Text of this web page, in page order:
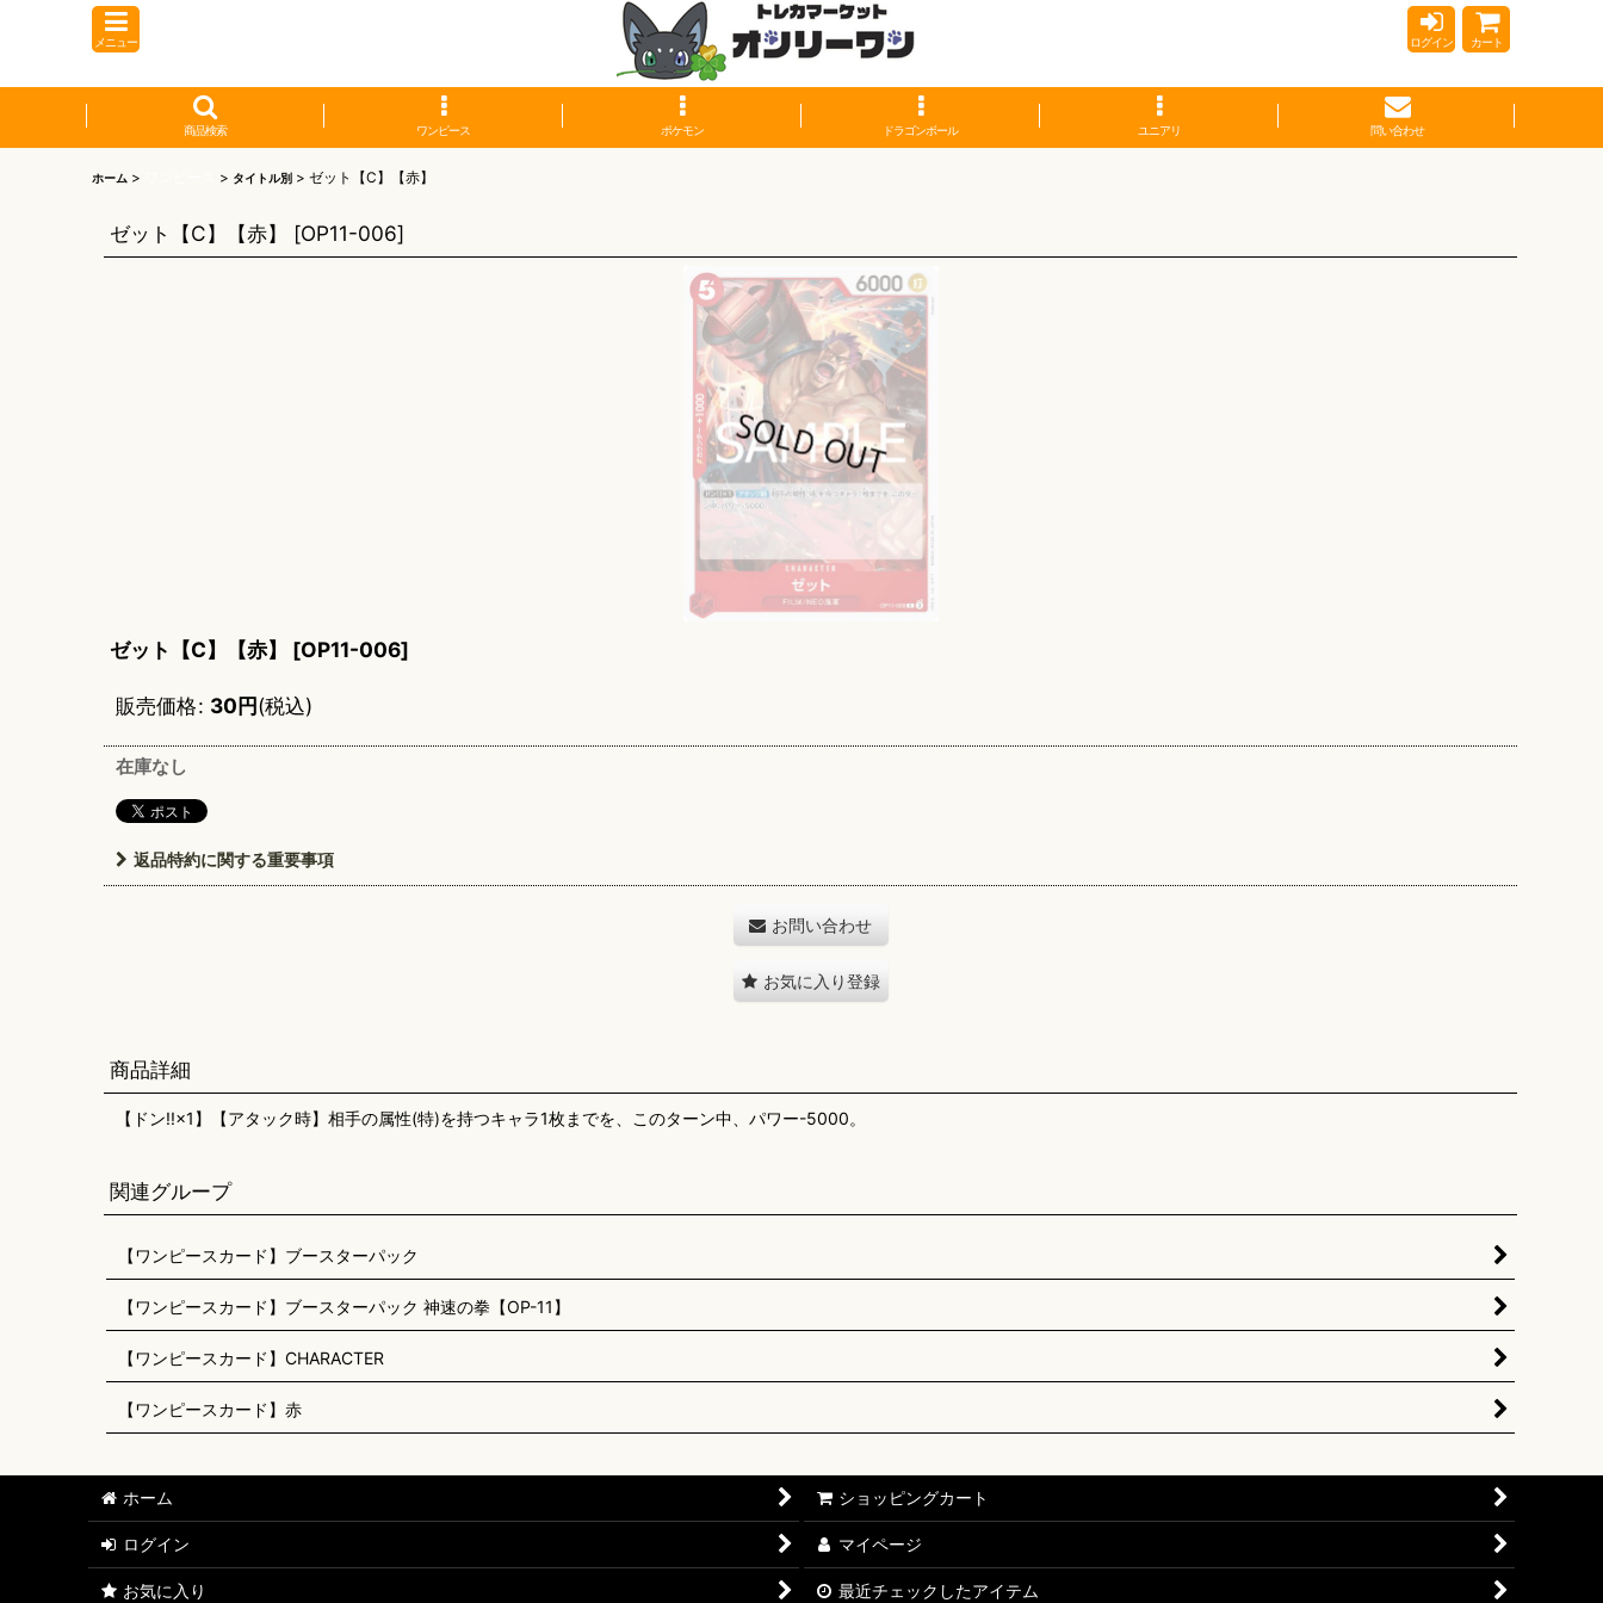
メニュー ログイン カート
商品検索 ワンピース ポケモン ドラゴンボール ユニアリ 問い合わせ
ホーム > > タイトル別 > ゼット【C】【赤】
ゼット【C】【赤】 [OP11-006]
ゼット【C】【赤】 [OP11-006]
販売価格: 30円(税込)
在庫なし
返品特約に関する重要事項
お問い合わせ
お気に入り登録
商品詳細
【ドン!!×1】【アタック時】相手の属性(特)を持つキャラ1枚までを、このターン中、パワー-5000。
関連グループ
【ワンピースカード】ブースターパック
【ワンピースカード】ブースターパック 神速の拳【OP-11】
【ワンピースカード】CHARACTER
【ワンピースカード】赤
ホーム ショッピングカート
ログイン マイページ
お気に入り 最近チェックしたアイテム